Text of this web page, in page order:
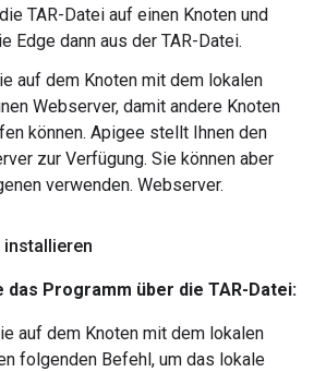
TAR-Datei auf einen Knoten und
Edge dann aus der TAR-Datei.
auf dem Knoten mit dem lokalen
Webserver, damit andere Knoten
können. Apigee stellt Ihnen den
zur Verfügung. Sie können aber
verwenden. Webserver.
installieren
das Programm über die TAR-Datei:
auf dem Knoten mit dem lokalen
folgenden Befehl, um das lokale